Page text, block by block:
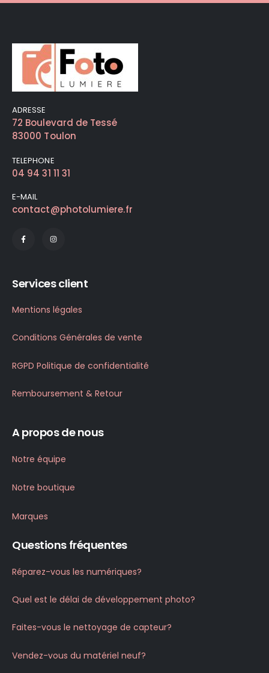
ADRESSE
72 Boulevard de Tessé
83000 Toulon
TELEPHONE
04 94 31 11 31
E-MAIL
contact@photolumiere.fr
Services client
Mentions légales
Conditions Générales de vente
RGPD Politique de confidentialité
Remboursement & Retour
A propos de nous
Notre équipe
Notre boutique
Marques
Questions fréquentes
Réparez-vous les numériques?
Quel est le délai de développement photo?
Faites-vous le nettoyage de capteur?
Vendez-vous du matériel neuf?